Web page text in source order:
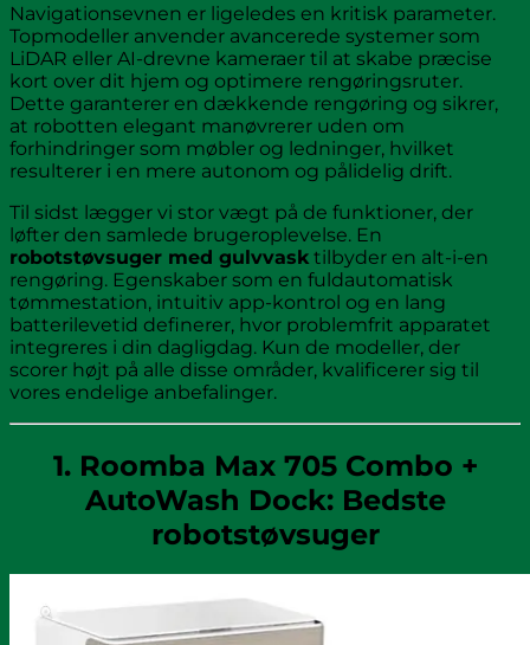
Navigationsevnen er ligeledes en kritisk parameter.
Topmodeller anvender avancerede systemer som
LiDAR eller AI-drevne kameraer til at skabe præcise
kort over dit hjem og optimere rengøringsruter.
Dette garanterer en dækkende rengøring og sikrer,
at robotten elegant manøvrerer uden om
forhindringer som møbler og ledninger, hvilket
resulterer i en mere autonom og pålidelig drift.
Til sidst lægger vi stor vægt på de funktioner, der
løfter den samlede brugeroplevelse. En
robotstøvsuger med gulvvask tilbyder en alt-i-en
rengøring. Egenskaber som en fuldautomatisk
tømmestation, intuitiv app-kontrol og en lang
batterilevetid definerer, hvor problemfrit apparatet
integreres i din dagligdag. Kun de modeller, der
scorer højt på alle disse områder, kvalificerer sig til
vores endelige anbefalinger.
1. Roomba Max 705 Combo +
AutoWash Dock: Bedste
robotstøvsuger